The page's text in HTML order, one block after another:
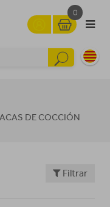
0
DE COCCIÓN
Filtrar